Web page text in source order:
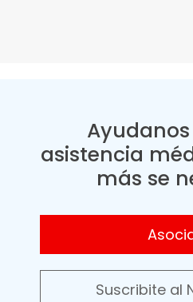
asistencia
más se
Suscribite al